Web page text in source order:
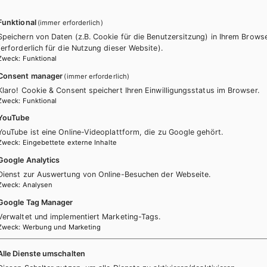
Bände dieser
(immer erforderlich)
von Daten (z.B. Cookie für die Benutzersitzung) in Ihrem
für die Nutzung dieser Website).
: Funktional
manager (immer erforderlich)
Cookie & Consent speichert Ihren Einwilligungsstatus im Browser.
: Funktional
ist eine Online-Videoplattform, die zu Google gehört.
: Eingebettete externe Inhalte
Analytics
zur Auswertung von Online-Besuchen der Webseite.
: Analysen
Tag Manager
und implementiert Marketing-Tags.
: Werbung und Marketing
Dienste umschalten